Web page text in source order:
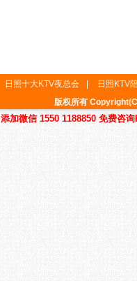
日照十大KTV夜总会
日照KTV
版权所有
添加微信 1550 1188850 免费咨